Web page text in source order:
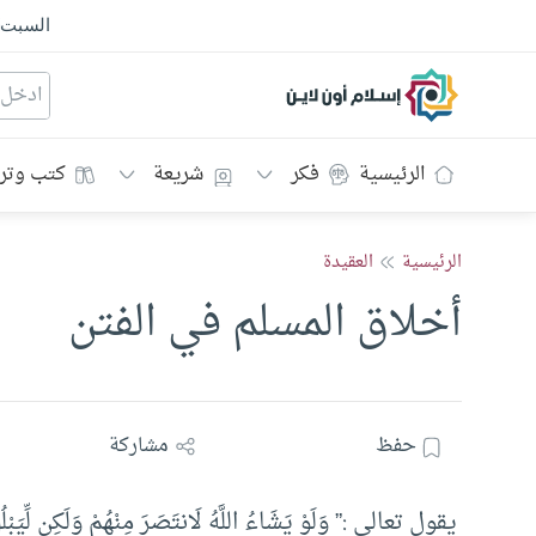
السبت
إسلام أون لاين
الرئيسية فكر شريعة كتب
الرئيسية العقيدة
أخلاق المسلم في الفتن
حفظ مشاركة
يقول تعالى :” وَلَوْ يَشَاءُ اللَّهُ لَانتَصَرَ مِنْهُمْ وَلَكِن